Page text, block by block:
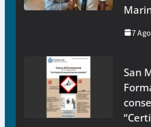
7
San